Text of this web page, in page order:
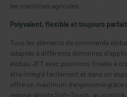
les machines agricoles.
Polyvalent, flexible et toujours
Tous les éléments de commande
adaptés à différents domaines
elobau JFT avec positions finales à
être intégré facilement et dans un
offre un maximum d'ergonomie grâce
repose-doigts Soft-Touch, au